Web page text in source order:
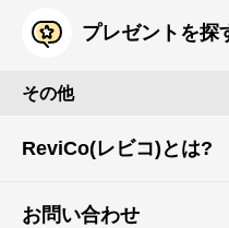
プレゼントを探
その他
ReviCo(レビコ)とは?
お問い合わせ